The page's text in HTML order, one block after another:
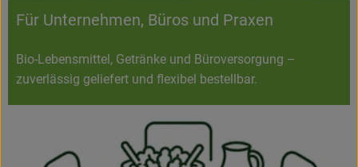
Für Unternehmen, Büros und Praxen
Bio-Lebensmittel, Getränke und Büroversorgung –
zuverlässig geliefert und flexibel bestellbar.